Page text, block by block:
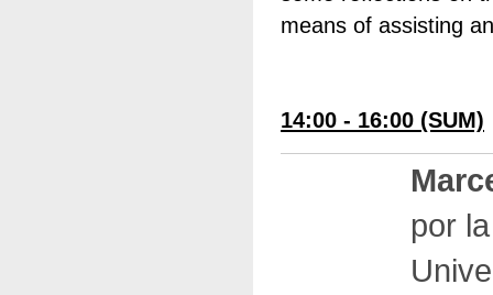
means of assisting
14:00 - 16:00 (SUM)
por